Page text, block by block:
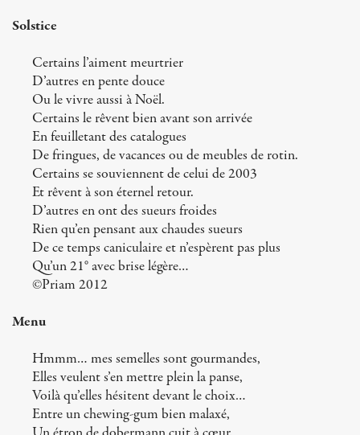
Solstice
Certains l’aiment meurtrier
D’autres en pente douce
Ou le vivre aussi à Noël.
Certains le rêvent bien avant son arrivée
En feuilletant des catalogues
De fringues, de vacances ou de meubles de rotin.
Certains se souviennent de celui de 2003
Et rêvent à son éternel retour.
D’autres en ont des sueurs froides
Rien qu’en pensant aux chaudes sueurs
De ce temps caniculaire et n’espèrent pas plus
Qu’un 21° avec brise légère…
©Priam 2012
Menu
Hmmm… mes semelles sont gourmandes,
Elles veulent s’en mettre plein la panse,
Voilà qu’elles hésitent devant le choix…
Entre un chewing-gum bien malaxé,